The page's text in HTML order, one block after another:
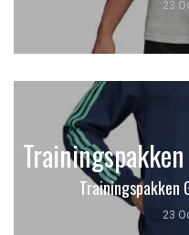
23
Trainingspakken
23